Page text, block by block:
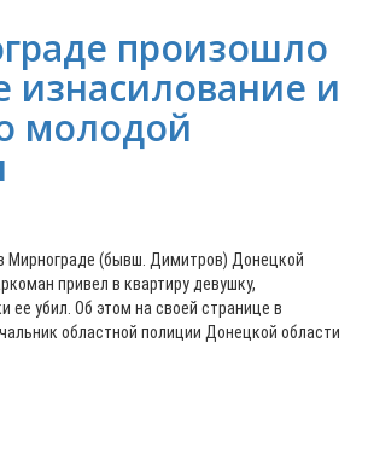
произошло
изнасилование и
молодой
Мирнограде (бывш. Димитров) Донецкой
привел в квартиру девушку,
ее убил. Об этом на своей странице в
областной полиции Донецкой области